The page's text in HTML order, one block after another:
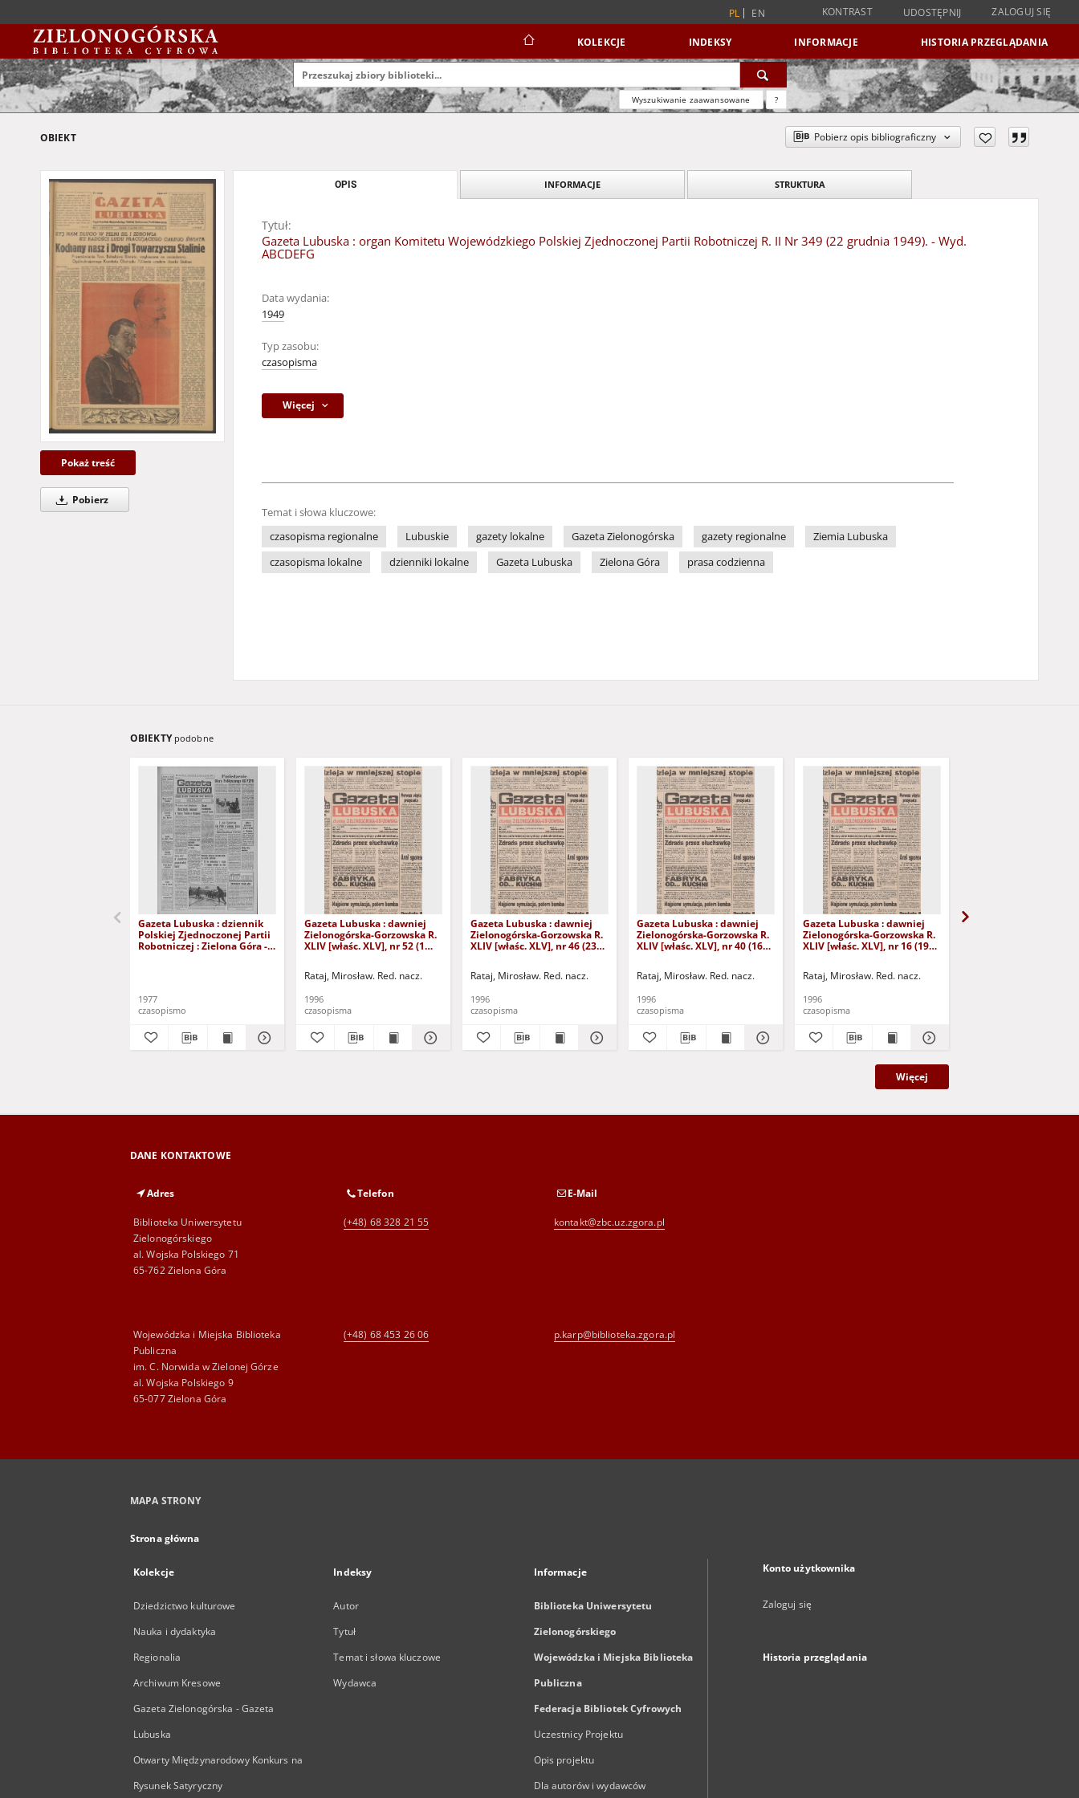
PL EN KONTRAST UDOSTĘPNIJ ZALOGUJ SIĘ
KOLEKCJE INDEKSY INFORMACJE HISTORIA PRZEGLĄDANIA
Wyszukiwanie zaawansowane ?
OBIEKT Pobierz opis bibliograficzny
Pokaż treść
Pobierz
OPIS INFORMACJE STRUKTURA
Tytuł:
Gazeta Lubuska : organ Komitetu Wojewódzkiego Polskiej Zjednoczonej Partii Robotniczej R. II Nr 349 (22 grudnia 1949). - Wyd.
ABCDEFG
Data wydania:
1949
Typ zasobu:
czasopisma
Więcej
Temat i słowa kluczowe:
czasopisma regionalne
Lubuskie gazety lokalne Gazeta Zielonogórska gazety regionalne
Ziemia Lubuska
czasopisma lokalne
dzienniki lokalne Gazeta Lubuska Zielona Góra prasa codzienna
OBIEKTY podobne
Gazeta Lubuska : dziennik
Polskiej Zjednoczonej Partii
Robotniczej : Zielona Góra -
1977
czasopismo
Gazeta Lubuska : dawniej
Zielonogórska-Gorzowska R.
XLIV [właśc. XLV], nr 52 (1
Rataj, Mirosław. Red. nacz.
1996
czasopisma
Gazeta Lubuska : dawniej
Zielonogórska-Gorzowska R.
XLIV [właśc. XLV], nr 46 (23
Rataj, Mirosław. Red. nacz.
1996
czasopisma
Gazeta Lubuska : dawniej
Zielonogórska-Gorzowska R.
XLIV [właśc. XLV], nr 40 (16
Rataj, Mirosław. Red. nacz.
1996
czasopisma
Gazeta Lubuska : dawniej
Zielonogórska-Gorzowska R.
XLIV [właśc. XLV], nr 16 (19
Rataj, Mirosław. Red. nacz.
1996
czasopisma
Więcej
DANE KONTAKTOWE
Adres
Biblioteka Uniwersytetu
Zielonogórskiego
al. Wojska Polskiego 71
65-762 Zielona Góra
Telefon
(+48) 68 328 21 55
E-Mail
kontakt@zbc.uz.zgora.pl
Wojewódzka i Miejska Biblioteka
Publiczna
im. C. Norwida w Zielonej Górze
al. Wojska Polskiego 9
65-077 Zielona Góra
(+48) 68 453 26 06 p.karp@biblioteka.zgora.pl
MAPA STRONY
Strona główna
Kolekcje
Dziedzictwo kulturowe
Nauka i dydaktyka
Regionalia
Archiwum Kresowe
Gazeta Zielonogórska - Gazeta
Lubuska
Otwarty Międzynarodowy Konkurs na
Rysunek Satyryczny
Indeksy
Autor
Tytuł
Temat i słowa kluczowe
Wydawca
Informacje
Biblioteka Uniwersytetu
Zielonogórskiego
Wojewódzka i Miejska Biblioteka
Publiczna
Federacja Bibliotek Cyfrowych
Uczestnicy Projektu
Opis projektu
Dla autorów i wydawców
Konto użytkownika
Zaloguj się
Historia przeglądania